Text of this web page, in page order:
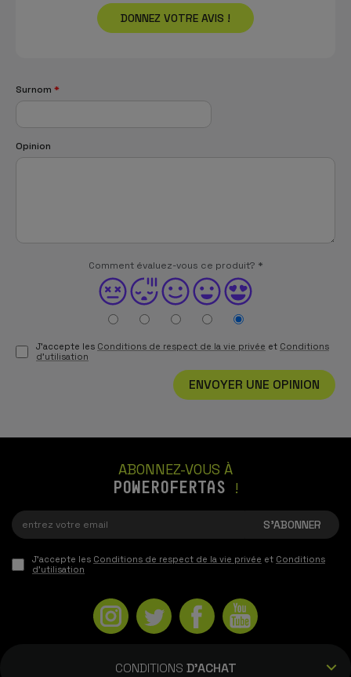
DONNEZ VOTRE AVIS !
Surnom *
Opinion
Comment évaluez-vous ce produit? *
J'accepte les Conditions de respect de la vie privée et Conditions
d'utilisation
ENVOYER UNE OPINION
ABONNEZ-VOUS À
POWEROFERTAS !
J'accepte les Conditions de respect de la vie privée et Conditions
d'utilisation
CONDITIONS D'ACHAT